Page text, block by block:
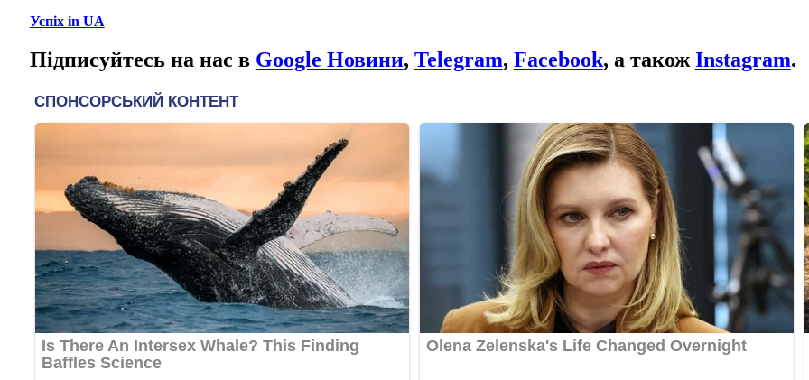
Успіх in UA
Підписуйтесь на нас в Google Новини, Telegram, Facebook, а також Instagram.